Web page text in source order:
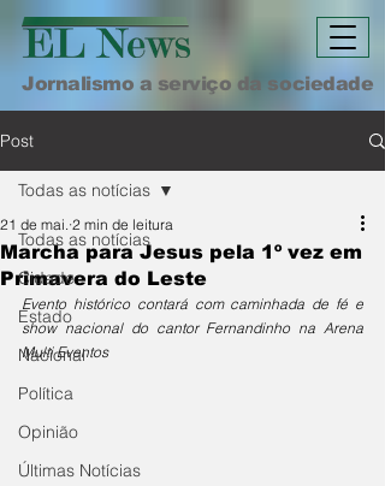
Jornalismo a serviço da sociedade
Post
Todas as notícias
Cidade
Estado
Nacional
Política
Opinião
Últimas Notícias
Todas as notícias
Marcha para Jesus pela 1º vez em
Primavera do Leste
21 de mai. 2 min de leitura
Evento histórico contará com caminhada de fé e
show nacional do cantor Fernandinho na Arena
Multi Eventos